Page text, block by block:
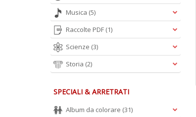
Musica (5)
Raccolte PDF (1)
Scienze (3)
Storia (2)
SPECIALI & ARRETRATI
Album da colorare (31)